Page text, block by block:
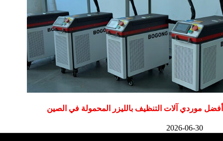
أفضل موردي آلات التنظيف بالليزر المحمولة في الصين
2026-06-30